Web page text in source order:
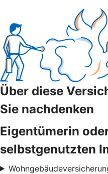
Über diese
Sie nachdenken
Eigentümerin
selbstgenutzten